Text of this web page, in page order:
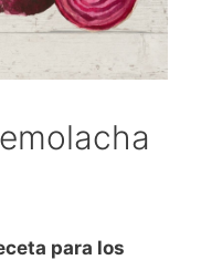
para los